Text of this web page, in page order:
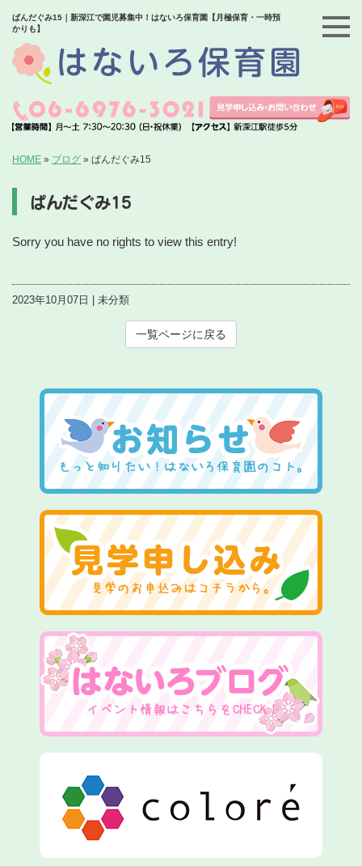
ぱんだぐみ15｜新深江で園児募集中！はないろ保育園【月極保育・一時預
かりも】
HOME » ブログ » ぱんだぐみ15
ぱんだぐみ15
Sorry you have no rights to view this entry!
2023年10月07日 | 未分類
一覧ページに戻る